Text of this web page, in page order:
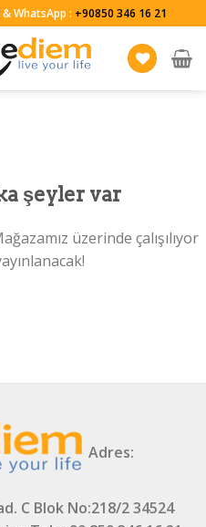
WhatsApp : +90850 346 16 21
şeyler var
üzerinde çalışılıyor
Adres:
C Blok No:218/2 34524